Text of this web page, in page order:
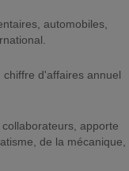
automobiles,
d'affaires annuel
apporte
de la mécanique,